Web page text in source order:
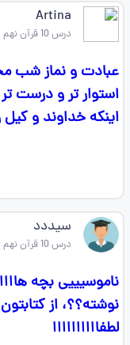
Artina
درس 10 قرآن نهم
عبادت و نماز شب
استوار تر و درست
اینکه خداوند و
سیددد
درس 10 قرآن نهم
نوشته؟؟، از
لطفاااااااااا